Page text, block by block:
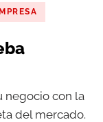
negocio con la
del mercado.